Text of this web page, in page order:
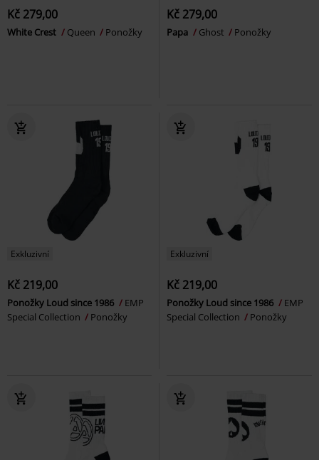
Kč 279,00
White Crest Queen Ponožky
Kč 279,00
Papa Ghost Ponožky
Exkluzivní
Kč 219,00
Ponožky Loud since 1986
EMP
Special Collection
Ponožky
Exkluzivní
Kč 219,00
Ponožky Loud since 1986
EMP
Special Collection
Ponožky